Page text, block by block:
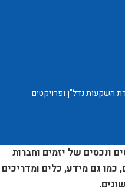
השקעות נדל"ן ופרויקטים
ונכסים של יזמים וחברות
כמו גם מידע, כלים ומדריכים